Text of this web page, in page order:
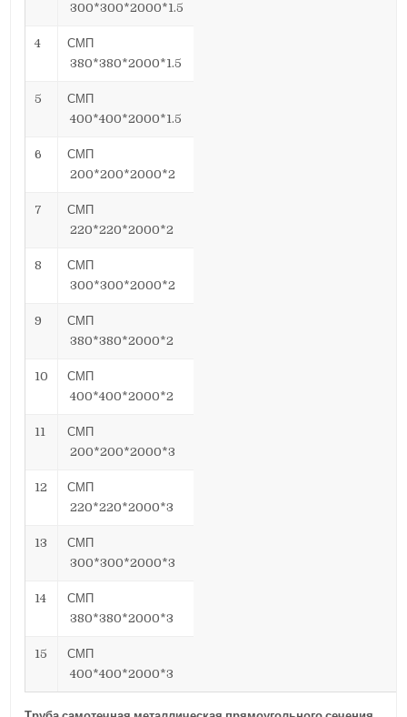
300*300*2000*1.5
4
СМП
380*380*2000*1.5
5
СМП
400*400*2000*1.5
6
СМП
200*200*2000*2
7
СМП
220*220*2000*2
8
СМП
300*300*2000*2
9
СМП
380*380*2000*2
10
СМП
400*400*2000*2
11
СМП
200*200*2000*3
12
СМП
220*220*2000*3
13
СМП
300*300*2000*3
14
СМП
380*380*2000*3
15
СМП
400*400*2000*3